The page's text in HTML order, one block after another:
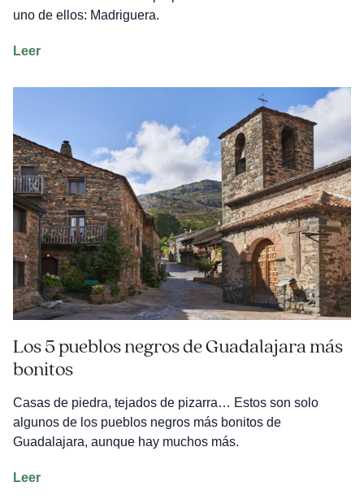
uno de ellos: Madriguera.
LeerEl
rojo
Los 5 pueblos negros de Guadalajara más
bonitos
Casas de piedra, tejados de pizarra… Estos son solo
algunos de los pueblos negros más bonitos de
Guadalajara, aunque hay muchos más.
LeerLos